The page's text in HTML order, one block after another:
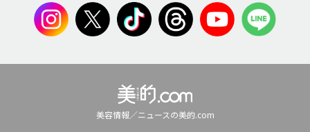
美容情報／ニュースの美的.com